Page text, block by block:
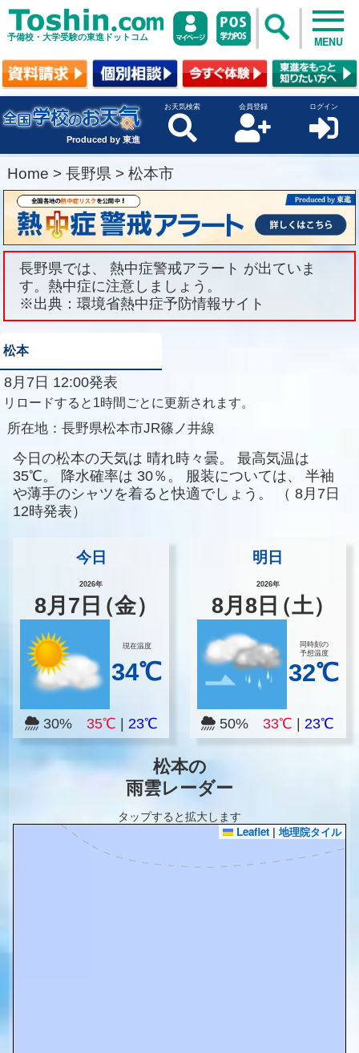
予備校・大学受験の東進ドットコム MENU
Produced by 東進
お天気検索 会員登録 ログイン
Home > 長野県 > 松本市
長野県では、 熱中症警戒アラート が出ていま
す。熱中症に注意しましょう。
※出典：環境省熱中症予防情報サイト
松本
8月7日 12:00発表
リロードすると1時間ごとに更新されます。
所在地： 長野県松本市JR篠ノ井線
今日の松本の天気は 晴れ時々曇。
最高気温は
35℃。
降水確率は 30％。 服装については、
半袖
や薄手のシャツを着ると快適でしょう。
（ 8月7日
12時発表）
今日
2026年
8月 7 日（金）
現在温度
34℃
30% 35℃ 23℃
明日
2026年
8月8 日（土）
同時刻の
予想温度
32℃
50%33℃ |23℃
松本の
雨雲レーダー
タップすると拡大します
Leaflet | 地理院タイル